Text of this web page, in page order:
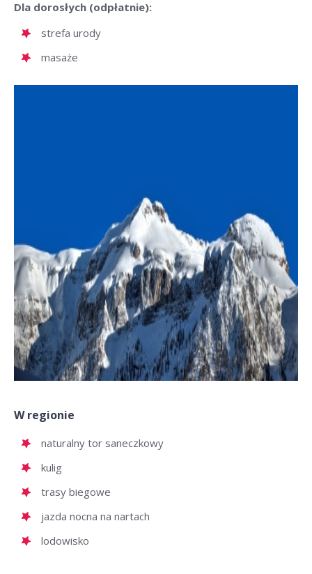
Dla dorosłych (odpłatnie):
strefa urody
masaże
W regionie
naturalny tor saneczkowy
kulig
trasy biegowe
jazda nocna na nartach
lodowisko